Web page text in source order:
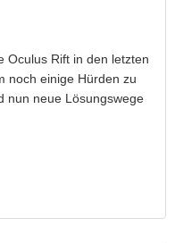
Oculus Rift in den letzten
noch einige Hürden zu
nun neue Lösungswege